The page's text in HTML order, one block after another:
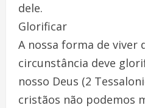
dele.
Glorificar
A nossa forma de viver
circunstância deve
nosso Deus (2
cristãos não podemos